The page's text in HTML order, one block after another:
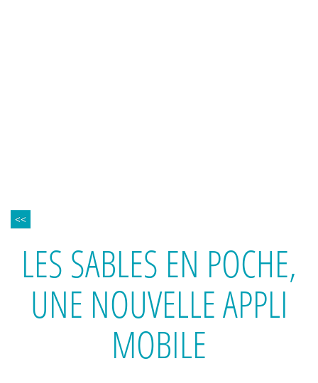
<<
LES SABLES EN POCHE,
UNE NOUVELLE APPLI
MOBILE